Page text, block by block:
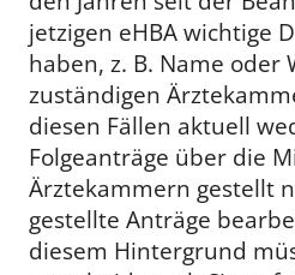
jetzigen eHBA wichtige
haben, z. B. Name oder
zuständigen
diesen Fällen aktuell
Folgeanträge über die
Ärztekammern gestellt
gestellte Anträge
diesem Hintergrund